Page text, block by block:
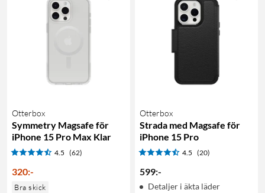
Otterbox
Symmetry Magsafe för
iPhone 15 Pro Max Klar
4.5 (62)
320:-
Bra skick
Otterbox
Strada med Magsafe för
iPhone 15 Pro
4.5 (20)
599:-
Detaljer i äkta läder